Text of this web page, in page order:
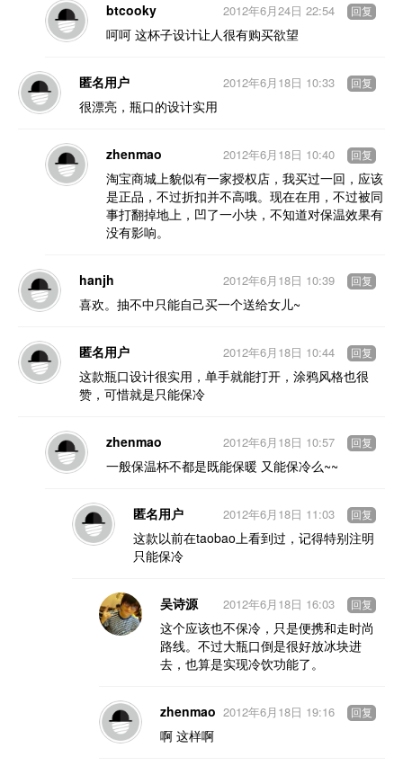
btcooky
呵呵 这杯子设计让人很有购买欲望
2012年6月24日 22:54 回复
匿名用户
很漂亮，瓶口的设计实用
2012年6月18日 10:33 回复
zhenmao
淘宝商城上貌似有一家授权店，我买过一回，应该
是正品，不过折扣并不高哦。现在在用，不过被同
事打翻掉地上，凹了一小块，不知道对保温效果有
没有影响。
2012年6月18日 10:40 回复
hanjh
喜欢。抽不中只能自己买一个送给女儿~
2012年6月18日 10:39 回复
匿名用户
这款瓶口设计很实用，单手就能打开，涂鸦风格也很
赞，可惜就是只能保冷
2012年6月18日 10:44 回复
zhenmao
一般保温杯不都是既能保暖 又能保冷么~~
2012年6月18日 10:57 回复
匿名用户
这款以前在taobao上看到过，记得特别注明
只能保冷
2012年6月18日 11:03 回复
吴诗源
这个应该也不保冷，只是便携和走时尚
路线。不过大瓶口倒是很好放冰块进
去，也算是实现冷饮功能了。
2012年6月18日 16:03 回复
zhenmao
啊 这样啊
2012年6月18日 19:16 回复